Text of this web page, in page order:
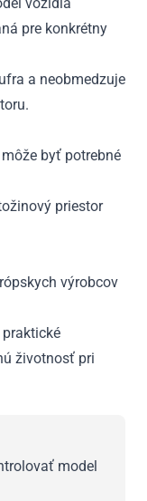
pre konkrétny
a neobmedzuje
byť potrebné
priestor
výrobcov
životnosť pri
model